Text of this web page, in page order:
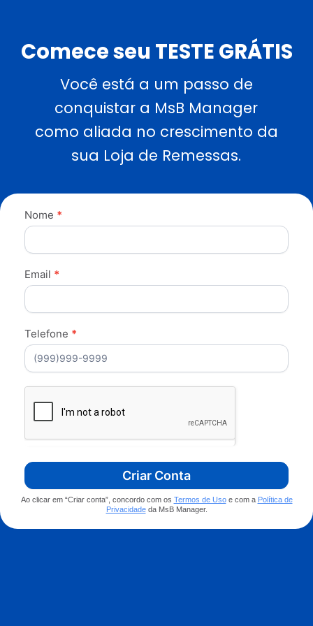
Comece seu TESTE GRÁTIS
Você está a um passo de
conquistar a MsB Manager
como aliada no crescimento da
sua Loja de Remessas.
Cadastro
Gratis-
Nome *
Email *
Telefone *
Criar Conta
Ao clicar em “Criar conta”, concordo com os Termos de Usoe com a Política de
Privacidadeda MsB Manager.